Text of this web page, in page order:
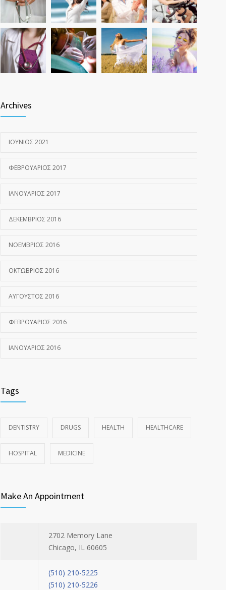
ΟΚΤΏΒΡΙΟΣ 25, 2016
Archives
ΙΟΎΝΙΟΣ 2021
ΦΕΒΡΟΥΆΡΙΟΣ 2017
ΙΑΝΟΥΆΡΙΟΣ 2017
ΔΕΚΈΜΒΡΙΟΣ 2016
ΝΟΈΜΒΡΙΟΣ 2016
ΟΚΤΏΒΡΙΟΣ 2016
ΑΎΓΟΥΣΤΟΣ 2016
ΦΕΒΡΟΥΆΡΙΟΣ 2016
ΙΑΝΟΥΆΡΙΟΣ 2016
Tags
DENTISTRY DRUGS HEALTH HEALTHCARE
HOSPITAL MEDICINE
Make An Appointment
2702 Memory Lane
Chicago, IL 60605
(510) 210-5225
(510) 210-5226